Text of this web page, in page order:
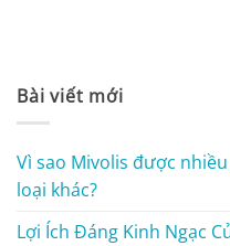
Bài viết mới
Vì sao Mivolis được
loại khác?
Lợi Ích Đáng Kinh Ngạc